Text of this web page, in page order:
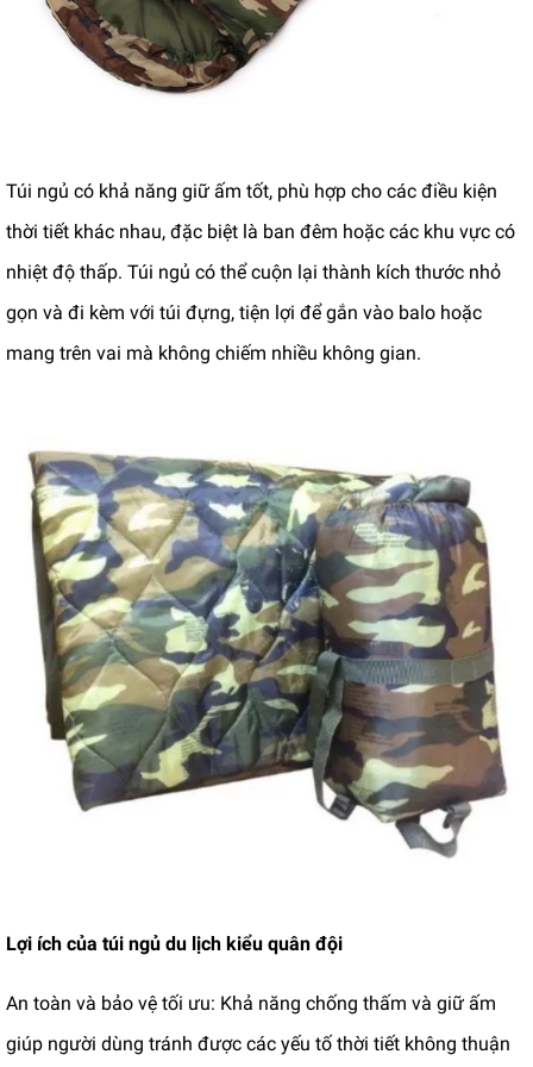
Túi ngủ có khả năng giữ ấm tốt, phù hợp cho các điều kiện
thời tiết khác nhau, đặc biệt là ban đêm hoặc các khu vực có
nhiệt độ thấp. Túi ngủ có thể cuộn lại thành kích thước nhỏ
gọn và đi kèm với túi đựng, tiện lợi để gắn vào balo hoặc
mang trên vai mà không chiếm nhiều không gian.
Lợi ích của túi ngủ du lịch kiểu quân đội
An toàn và bảo vệ tối ưu: Khả năng chống thấm và giữ ấm
giúp người dùng tránh được các yếu tố thời tiết không thuận